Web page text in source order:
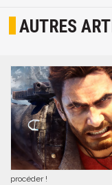
AUTRES
procéder !